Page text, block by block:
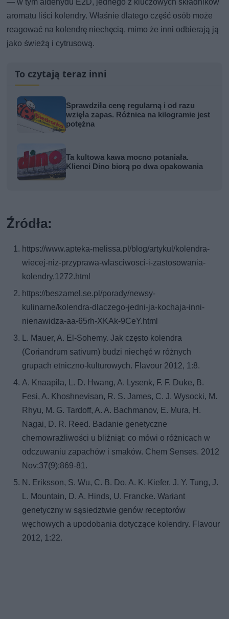
— w tym aldehydu E2D, jednego z kluczowych składników
aromatu liści kolendry. Właśnie dlatego część osób może
reagować na kolendrę niechęcią, mimo że inni odbierają ją
jako świeżą i cytrusową.
To czytają teraz inni
Sprawdziła cenę regularną i od razu
wzięła zapas. Różnica na kilogramie jest
potężna
Ta kultowa kawa mocno potaniała.
Klienci Dino biorą po dwa opakowania
Źródła:
https://www.apteka-melissa.pl/blog/artykul/kolendra-
wiecej-niz-przyprawa-wlasciwosci-i-zastosowania-
kolendry,1272.html
https://beszamel.se.pl/porady/newsy-
kulinarne/kolendra-dlaczego-jedni-ja-kochaja-inni-
nienawidza-aa-65rh-XKAk-9CeY.html
L. Mauer, A. El-Sohemy. Jak często kolendra
(Coriandrum sativum) budzi niechęć w różnych
grupach etniczno-kulturowych. Flavour 2012, 1:8.
A. Knaapila, L. D. Hwang, A. Lysenk, F. F. Duke, B.
Fesi, A. Khoshnevisan, R. S. James, C. J. Wysocki, M.
Rhyu, M. G. Tardoff, A. A. Bachmanov, E. Mura, H.
Nagai, D. R. Reed. Badanie genetyczne
chemowrażliwości u bliźniąt: co mówi o różnicach w
odczuwaniu zapachów i smaków. Chem Senses. 2012
Nov;37(9):869-81.
N. Eriksson, S. Wu, C. B. Do, A. K. Kiefer, J. Y. Tung, J.
L. Mountain, D. A. Hinds, U. Francke. Wariant
genetyczny w sąsiedztwie genów receptorów
węchowych a upodobania dotyczące kolendry. Flavour
2012, 1:22.